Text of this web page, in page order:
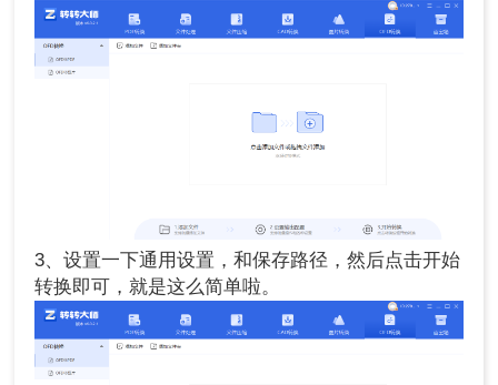
3、设置一下通用设置，和保存路径，然后点击开始
转换即可，就是这么简单啦。